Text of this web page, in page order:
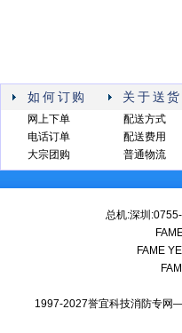
如何订购 关于送货
网上下单
电话订单
大宗团购
配送方式
配送费用
普通物流
总机:深圳
FAME
1997-2027誉宜科技消防专网